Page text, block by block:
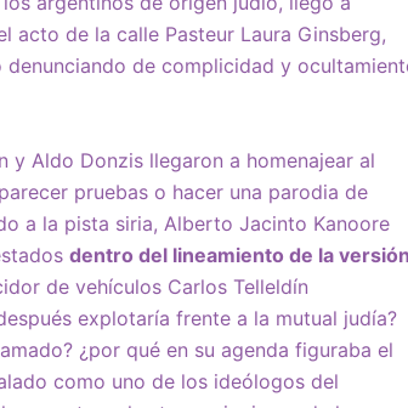
acto de la calle Pasteur Laura Ginsberg,
de complicidad y
y Aldo Donzis llegaron a homenajear al
pruebas o hacer una parodia de
a la pista siria, Alberto Jacinto Kanoore
dentro del lineamiento de la versión
de vehículos Carlos Telleldín
explotaría frente a la mutual judía?
¿por qué en su agenda figuraba el
como uno de los ideólogos del